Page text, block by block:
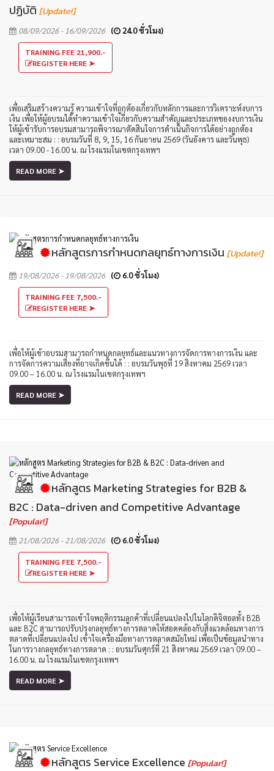
ปฏิบัติ [Update!]
08/09/2026 - 16/09/2026 ( 24.0 ชั่วโมง)
TRAINING FEE 21,900.-
REGISTER HERE ➤
เพื่อเสริมสร้างความรู้ ความเข้าใจที่ถูกต้องเกี่ยวกับหลักการและการวิเคราะห์งบการ
เงิน เพื่อให้ผู้อบรมได้ทำความเข้าใจเกี่ยวกับความสำคัญและประเภทของงบการเงิน
ให้ผู้เข้ารับการอบรมสามารถพิจารณาตัดสินใจการดำเนินกิจการได้อย่างถูกต้อง
และเหมาะสม : : อบรมวันที่ 8, 9, 15, 16 กันยายน 2569 (วันอังคาร และวันพุธ)
เวลา 09.00 - 16.00 น. ณ โรงแรมในเขตกรุงเทพฯ
READ MORE ➤
หลักสูตรการกำหนดกลยุทธ์ทางการเงิน [Update!]
19/08/2026 - 19/08/2026 ( 6.0 ชั่วโมง)
TRAINING FEE 7,500.-
REGISTER HERE ➤
เพื่อให้ผู้เข้าอบรมสามารถกำหนดกลยุทธ์และแนวทางการจัดการทางการเงิน และ
การจัดการความเสี่ยงที่อาจเกิดขึ้นได้ : : อบรมวันพุธที่ 19 สิงหาคม 2569 เวลา
09.00 – 16.00 น. ณ โรงแรมในเขตกรุงเทพฯ
READ MORE ➤
หลักสูตร Marketing Strategies for B2B &
B2C : Data-driven and Competitive Advantage
[Popular!]
21/08/2026 - 21/08/2026 ( 6.0 ชั่วโมง)
TRAINING FEE 7,500.-
REGISTER HERE ➤
เพื่อให้ผู้เรียนสามารถเข้าใจพฤติกรรมลูกค้าที่เปลี่ยนแปลงไปในโลกดิจิตอลทั้ง B2B
และ B2C สามารถปรับปรุงกลยุทธ์ทางการตลาดให้สอดคล้องกับสิ่งแวดล้อมทางการ
ตลาดที่เปลี่ยนแปลงไป เข้าใจเครื่องมือทางการตลาดสมัยใหม่ เพื่อเป็นข้อมูลนำทาง
ในการวางกลยุทธ์ทางการตลาด : : อบรมวันศุกร์ที่ 21 สิงหาคม 2569 เวลา 09.00 –
16.00 น. ณ โรงแรมในเขตกรุงเทพฯ
READ MORE ➤
หลักสูตร Service Excellence [Popular!]